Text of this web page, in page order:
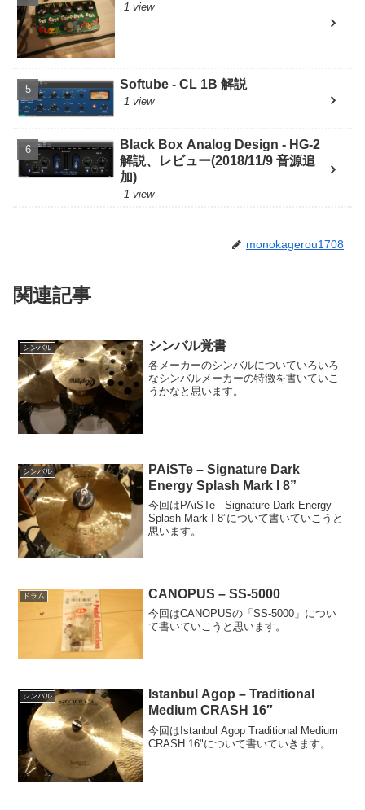
1 view
Softube - CL 1B 解説
1 view
Black Box Analog Design - HG-2
解説、レビュー(2018/11/9 音源追
加)
1 view
monokagerou1708
関連記事
シンバル シンバル覚書
各メーカーのシンバルについていろいろ
なシンバルメーカーの特徴を書いていこ
うかなと思います。
シンバル
PAiSTe – Signature Dark
Energy Splash Mark I 8”
今回はPAiSTe - Signature Dark Energy
Splash Mark I 8”について書いていこうと
思います。
ドラム CANOPUS – SS-5000
今回はCANOPUSの「SS-5000」につい
て書いていこうと思います。
シンバル
Istanbul Agop – Traditional
Medium CRASH 16″
今回はIstanbul Agop Traditional Medium
CRASH 16"について書いていきます。